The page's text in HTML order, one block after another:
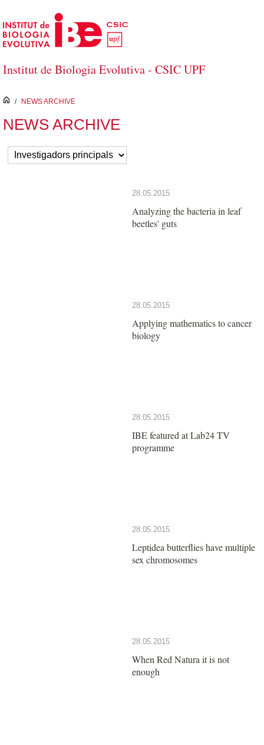
Salta al contingut principal
Institut de Biologia Evolutiva - CSIC UPF
inici
/ NEWS ARCHIVE
NEWS ARCHIVE
28.05.2015
Analyzing the bacteria in leaf
beetles' guts
28.05.2015
Applying mathematics to cancer
biology
28.05.2015
IBE featured at Lab24 TV
programme
28.05.2015
Leptidea butterflies have multiple
sex chromosomes
28.05.2015
When Red Natura it is not
enough